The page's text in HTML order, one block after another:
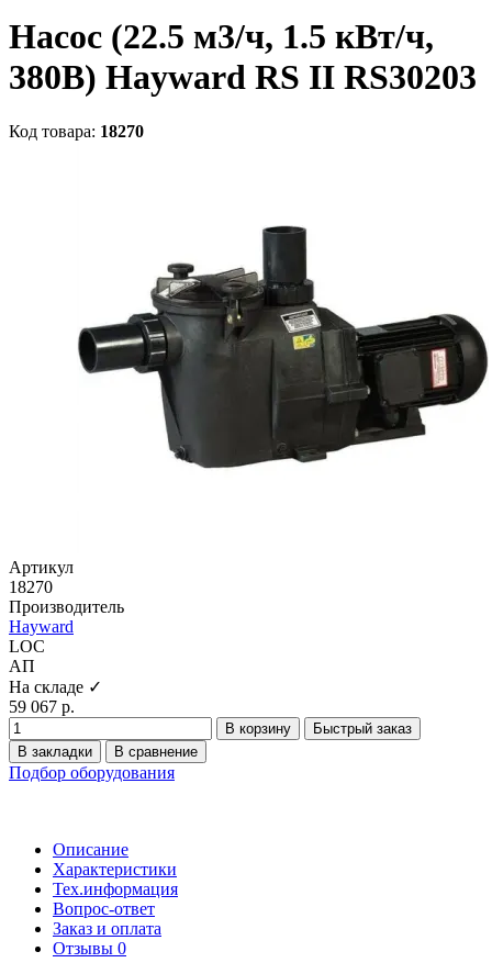
Насос (22.5 м3/ч, 1.5 кВт/ч,
380В) Hayward RS II RS30203
Код товара: 18270
Артикул
18270
Производитель
Hayward
LOC
АП
На складе ✓
59 067 р.
В корзину
Быстрый заказ
В закладки
В сравнение
Подбор оборудования
Описание
Характеристики
Тех.информация
Вопрос-ответ
Заказ и оплата
Отзывы 0